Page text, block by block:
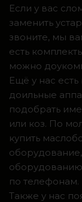
Если у вас
заменить
звоните, мы
есть
можно
Ещё у нас
доильные
подобрать
или коз. По
купить
оборудование,
по телефонам.
Также у нас